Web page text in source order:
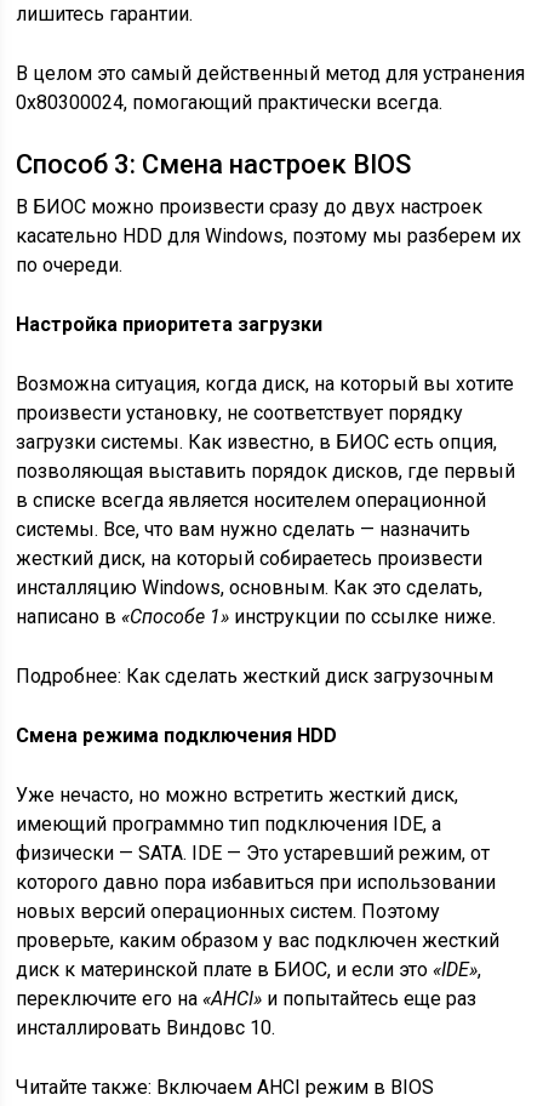
лишитесь гарантии.
В целом это самый действенный метод для устранения
0x80300024, помогающий практически всегда.
Способ 3: Смена настроек BIOS
В БИОС можно произвести сразу до двух настроек
касательно HDD для Windows, поэтому мы разберем их
по очереди.
Настройка приоритета загрузки
Возможна ситуация, когда диск, на который вы хотите
произвести установку, не соответствует порядку
загрузки системы. Как известно, в БИОС есть опция,
позволяющая выставить порядок дисков, где первый
в списке всегда является носителем операционной
системы. Все, что вам нужно сделать — назначить
жесткий диск, на который собираетесь произвести
инсталляцию Windows, основным. Как это сделать,
написано в«Способе 1» инструкции по ссылке ниже.
Подробнее: Как сделать жесткий диск загрузочным
Смена режима подключения HDD
Уже нечасто, но можно встретить жесткий диск,
имеющий программно тип подключения IDE, а
физически — SATA. IDE — Это устаревший режим, от
которого давно пора избавиться при использовании
новых версий операционных систем. Поэтому
проверьте, каким образом у вас подключен жесткий
диск к материнской плате в БИОС, и если это«IDE»,
переключите его на«AHCI» и попытайтесь еще раз
инсталлировать Виндовс 10.
Читайте также: Включаем AHCI режим в BIOS